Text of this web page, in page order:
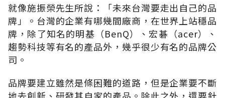
就像施振榮先生所說：「未來台灣要走出自己的品
牌」。台灣的企業有哪幾間廠商，在世界上站穩品
牌，除了知名的明基（BenQ）、宏碁（acer）、
趨勢科技等有名的產品外，幾乎很少有名的品牌公
司。
品牌要建立雖然是條困難的道路，但是企業要不斷
地去創新、研發其自家的產品。除此之外，還要針